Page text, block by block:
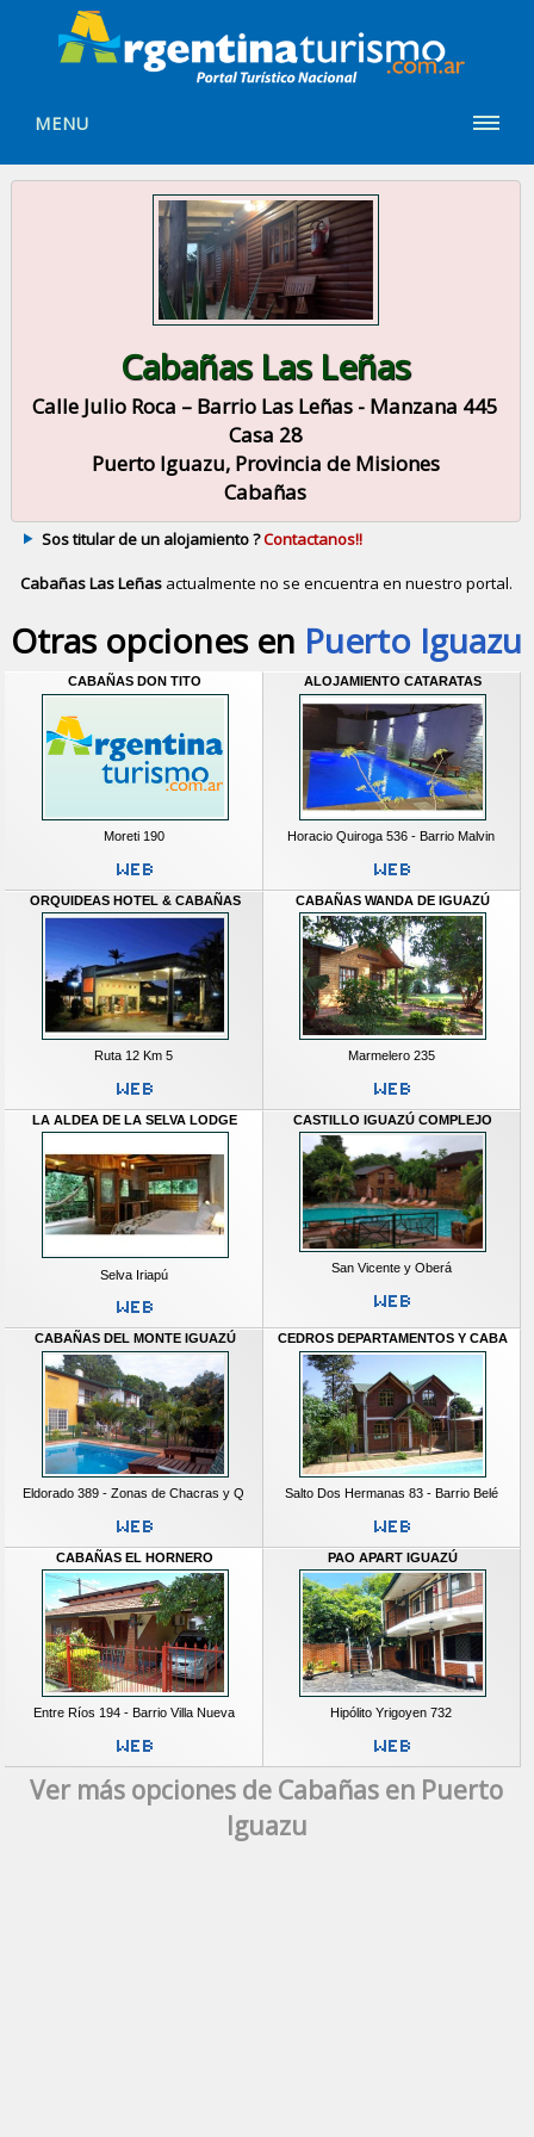
MENU
Cabañas Las Leñas
Calle Julio Roca – Barrio Las Leñas - Manzana 445
Casa 28
Puerto Iguazu, Provincia de Misiones
Cabañas
Sos titular de un alojamiento ?Contactanos!!
Cabañas Las Leñas actualmente no se encuentra en nuestro portal.
Otras opciones en Puerto Iguazu
CABAÑAS DON TITO
Moreti 190
ALOJAMIENTO CATARATAS
Horacio Quiroga 536 - Barrio Malvin
ORQUIDEAS HOTEL & CABAÑAS
Ruta 12 Km 5
CABAÑAS WANDA DE IGUAZÚ
Marmelero 235
LA ALDEA DE LA SELVA LODGE
Selva Iriapú
CASTILLO IGUAZÚ COMPLEJO
San Vicente y Oberá
CABAÑAS DEL MONTE IGUAZÚ
Eldorado 389 - Zonas de Chacras y Q
CEDROS DEPARTAMENTOS Y CABA
Salto Dos Hermanas 83 - Barrio Belé
CABAÑAS EL HORNERO
Entre Ríos 194 - Barrio Villa Nueva
PAO APART IGUAZÚ
Hipólito Yrigoyen 732
Ver más opciones de Cabañas en Puerto
Iguazu